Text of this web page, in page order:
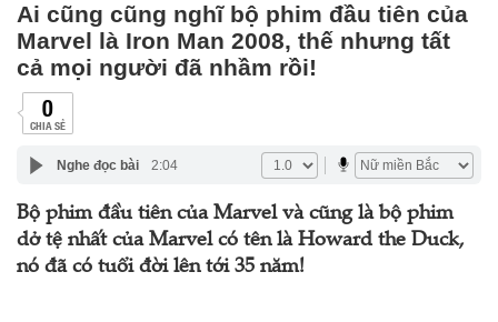
Ai cũng cũng nghĩ bộ phim đầu tiên của
Marvel là Iron Man 2008, thế nhưng tất
cả mọi người đã nhầm rồi!
0
CHIA SẺ
Nghe đọc bài 2:04
Bộ phim đầu tiên của Marvel và cũng là bộ phim
dở tệ nhất của Marvel có tên là Howard the Duck,
nó đã có tuổi đời lên tới 35 năm!